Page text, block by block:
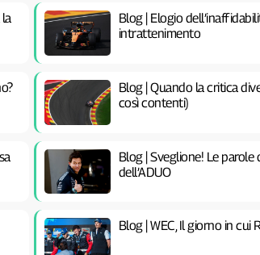
Blog | Elogio
intrattenimento
Blog | Quando la critica
così contenti)
Blog | Sveglione! Le parole
dell’ADUO
Blog | WEC, Il giorno in cui